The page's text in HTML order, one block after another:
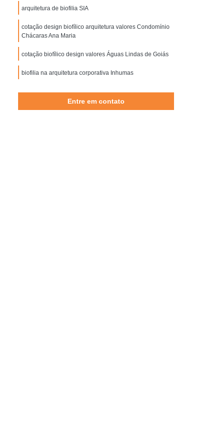
Biofilia para Arquitetura
Biofílico Interiores
Corporativos em São Paulo
em São Paulo
em São Paulo
em São Paulo
e Corporativa em São Paulo
Corporativas em São Paulo
Empresariais em São Paulo
em São Paulo
e Obras em São Paulo
de Projetos em São Paulo
de Obras em São Paulo
de Obras em São Paulo
Interiores em São Paulo
Obras de Escritórios em São Paulo
arquitetura de biofilia SIA
cotação design biofílico arquitetura valores Condomínio
Chácaras Ana Maria
cotação biofílico design valores Águas Lindas de Goiás
biofilia na arquitetura corporativa Inhumas
Entre em contato